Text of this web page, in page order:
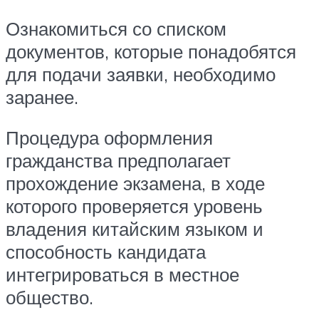
Ознакомиться со списком
документов, которые понадобятся
для подачи заявки, необходимо
заранее.
Процедура оформления
гражданства предполагает
прохождение экзамена, в ходе
которого проверяется уровень
владения китайским языком и
способность кандидата
интегрироваться в местное
общество.